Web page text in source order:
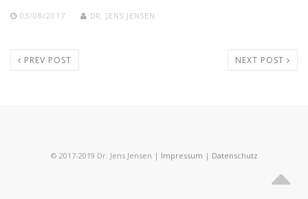
03/08/2017 DR. JENS JENSEN
PREV POST NEXT POST
© 2017-2019 Dr. Jens Jensen | Impressum | Datenschutz